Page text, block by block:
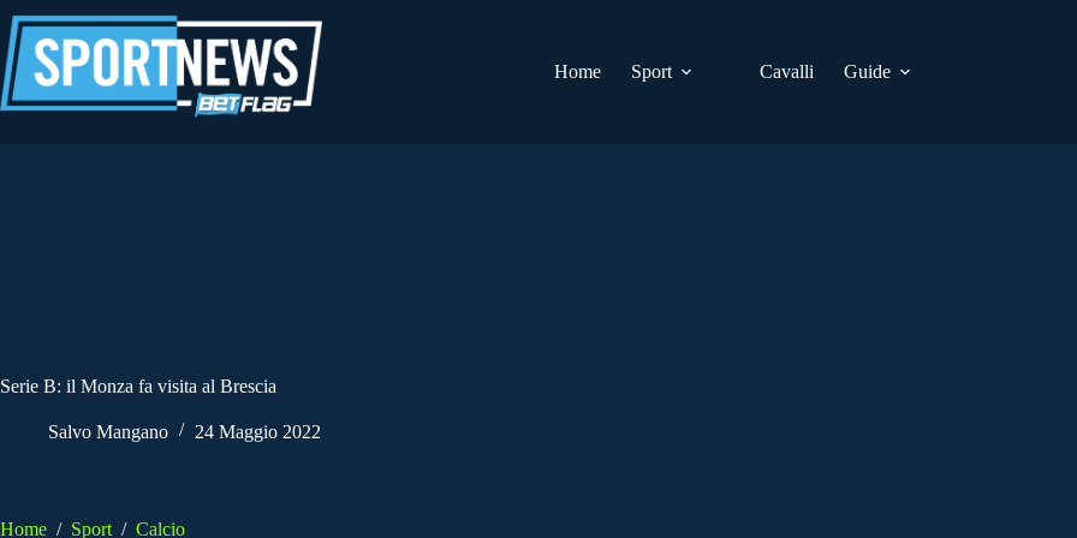
al
contenuto
Home
Sport Cavalli Guide
Serie B: il Monza fa visita al Brescia
Salvo Mangano 24 Maggio 2022
Home / Sport / Calcio